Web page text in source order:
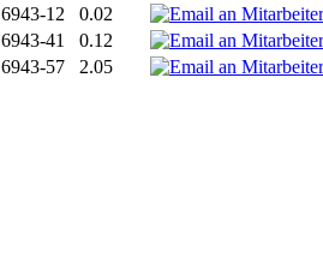
12 0.02
41 0.12
57 2.05